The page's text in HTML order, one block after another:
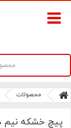
سامانه آنلاین
محصولات